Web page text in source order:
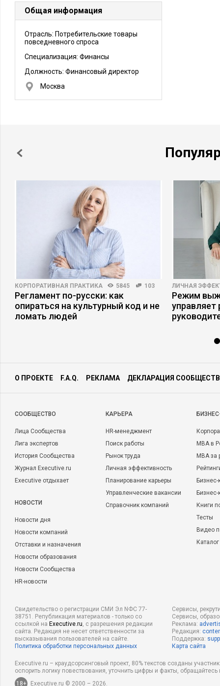
Общая информация
Отрасль: Потребительские товары
повседневного спроса
Специализация: Финансы
Должность: Финансовый директор
Москва
КОРПОРАТИВНАЯ ПРАКТИКА 5845 103
Регламент по-русски: как
опираться на культурный код и не
ломать людей
ЛИЧНАЯ
Режим
О ПРОЕКТЕ F.A.Q. РЕКЛАМА ДЕКЛАРАЦИЯ
CООБЩЕСТВО
Лица Сообщества
Лига экспертов
История Сообщества
Журнал Executive.ru
Executive отдыхает
НОВОСТИ
Новости дня
Новости компаний
Отставки и назначения
Новости образования
Новости Сообщества
HR-новости
КАРЬЕРА
HR-менеджмент
Поиск работы
Рынок труда
Личная эффективность
Планирование карьеры
Управленческие вакансии
Справочник компаний
MBA в
MBA
Бизнес-
Книги
Тесты
Видео
Свидетельство о регистрации СМИ Эл NФС 77-
38751. Републикация материалов - только со
ссылкой на Executive.ru, с разрешения редакции
сайта. Редакция не несет ответственности за
высказывания пользователей на сайте.
Политика обработки персональных данных
Сервисы,
Сервисы,
Реклама:
Редакция:
Поддержка:
Карта сайта
Executive.ru – краудсорсинговый проект, 80% текстов созданы
оспорить логику повествования, уточнить цифры и факты,
18+
Executive.ru © 2000 – 2026.